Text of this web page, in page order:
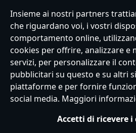
Italy
Servizio Clienti Termini d'Uso Trova
Normativa Europea sul trattamento dei dati
Informativa sulla privacy UE
Termini e
Insieme ai nostri partners
che riguardano voi, i vostri
comportamento online,
cookies per offrire, analizzare e
servizi, per personalizzare il
pubblicitari su questo e su altri
piattaforme e per fornire
social media. Maggiori
Accetti di ricevere i